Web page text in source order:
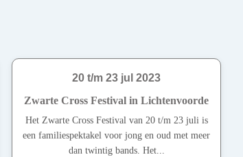
20 t/m 23 jul 2023
Zwarte Cross Festival in Lichtenvoorde
Het Zwarte Cross Festival van 20 t/m 23 juli is
een familiespektakel voor jong en oud met meer
dan twintig bands. Het...